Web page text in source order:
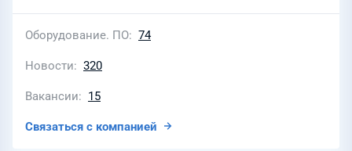
Оборудование. ПО 74
Новости 320
Вакансии 15
Связаться с компанией